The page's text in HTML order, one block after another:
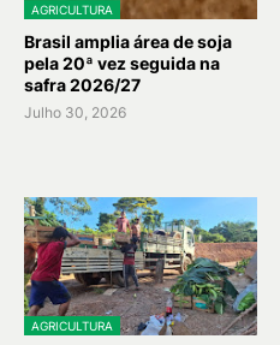
AGRICULTURA
Brasil amplia área de soja
pela 20ª vez seguida na
safra 2026/27
Julho 30, 2026
AGRICULTURA